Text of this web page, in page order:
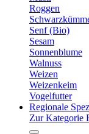
Roggen
Senf (Bio)
Sesam
Sonnenblume
Walnuss
Weizen
Weizenkeim
Vogelfutter
Regionale
Zur Kategorie